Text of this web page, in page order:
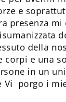
e
presenza mi
della
corpi e una
in un
Vi porgo i